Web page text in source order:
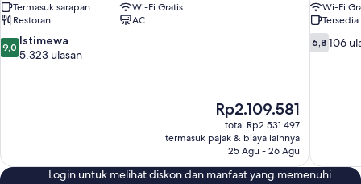
Termasuk sarapan
Wi-Fi Gratis
Restoran
AC
9.0
dari
9,0 Istimewa
5.323 ulasan
Harga
sekarang
Rp2.109.581
Rp2.109.581
total Rp2.531.497
termasuk pajak & biaya lainnya
25 Agu - 26 Agu
Wi-Fi
6.8
dari
6,8 106
Login untuk melihat diskon dan manfaat yang memenuhi